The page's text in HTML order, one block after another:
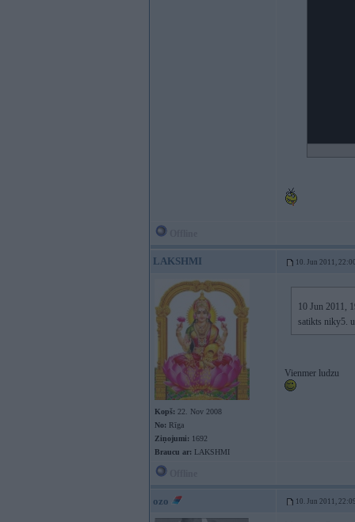
LAKSHMI 10. Jun 2011,
Kopš: 22. Nov 2008
No: Rīga
Ziņojumi: 1692
Braucu ar: LAKSHMI
10 Jun 2011,
satikts niky5.
Vienmer ludzu
ozo 10. Jun 2011,